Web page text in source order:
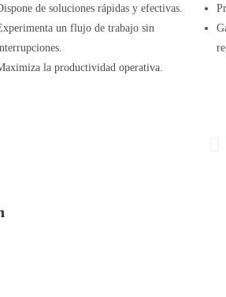
de soluciones rápidas y efectivas.
un flujo de trabajo sin
la productividad operativa.